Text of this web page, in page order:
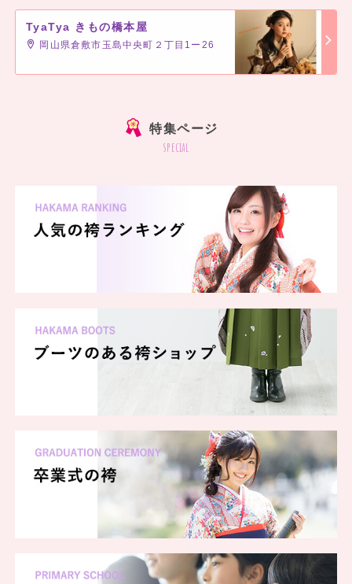
TyaTya きもの橋本屋
岡山県倉敷市玉島中央町２丁目1ー26
特集ページ
special